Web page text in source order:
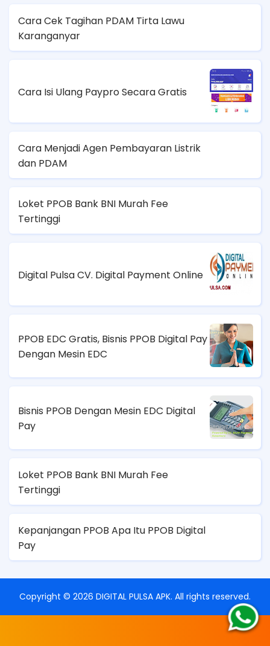
Cara Cek Tagihan PDAM Tirta Lawu
Karanganyar
Cara Isi Ulang Paypro Secara Gratis
Cara Menjadi Agen Pembayaran Listrik
dan PDAM
Loket PPOB Bank BNI Murah Fee
Tertinggi
Digital Pulsa CV. Digital Payment Online
PPOB EDC Gratis, Bisnis PPOB Digital Pay
Dengan Mesin EDC
Bisnis PPOB Dengan Mesin EDC Digital
Pay
Loket PPOB Bank BNI Murah Fee
Tertinggi
Kepanjangan PPOB Apa Itu PPOB Digital
Pay
Copyright © 2026 DIGITAL PULSA APK. All rights reserved.